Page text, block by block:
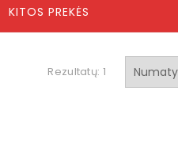
KITOS PREKĖS
Rezultatų: 1